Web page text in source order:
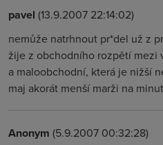
pavel (13.9.2007 22:14:02)
nemůže natrhnout pr*del už z
žije z obchodního rozpětí mezi
a maloobchodní, která je nižší
maj akorát menší marži na
Anonym (5.9.2007 00:32:28)